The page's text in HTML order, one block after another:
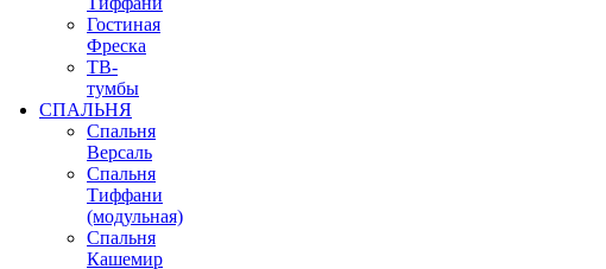
Гостиная
Фреска
ТВ-
тумбы
СПАЛЬНЯ
Спальня
Версаль
Спальня
Тиффани
(модульная)
Спальня
Кашемир